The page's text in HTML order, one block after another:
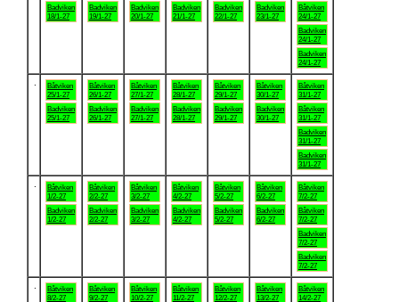
Badviken
18/1-27
Badviken
19/1-27
Badviken
20/1-27
Badviken
21/1-27
Badviken
22/1-27
Badviken
23/1-27
Båtviken
24/1-27
Badviken
24/1-27
Badviken
24/1-27
Båtviken
25/1-27
Badviken
25/1-27
Båtviken
26/1-27
Badviken
26/1-27
Båtviken
27/1-27
Badviken
27/1-27
Båtviken
28/1-27
Badviken
28/1-27
Båtviken
29/1-27
Badviken
29/1-27
Båtviken
30/1-27
Badviken
30/1-27
Båtviken
31/1-27
Båtviken
31/1-27
Badviken
31/1-27
Badviken
31/1-27
Båtviken
1/2-27
Badviken
1/2-27
Båtviken
2/2-27
Badviken
2/2-27
Båtviken
3/2-27
Badviken
3/2-27
Båtviken
4/2-27
Badviken
4/2-27
Båtviken
5/2-27
Badviken
5/2-27
Båtviken
6/2-27
Badviken
6/2-27
Båtviken
7/2-27
Båtviken
7/2-27
Badviken
7/2-27
Badviken
7/2-27
Båtviken
8/2-27
Båtviken
9/2-27
Båtviken
10/2-27
Båtviken
11/2-27
Båtviken
12/2-27
Båtviken
13/2-27
Båtviken
14/2-27